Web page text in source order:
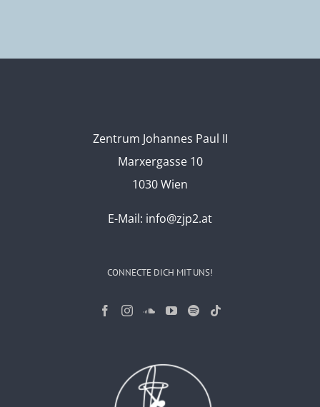
Zentrum Johannes Paul II
Marxergasse 10
1030 Wien
E-Mail: info@zjp2.at
CONNECTE DICH MIT UNS!